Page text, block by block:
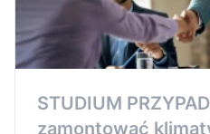
STUDIUM
zamontować